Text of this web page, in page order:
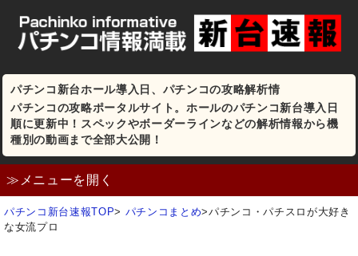
パチンコ新台ホール導入日、パチンコの攻略解析情
パチンコの攻略ポータルサイト。ホールのパチンコ新台導入日
順に更新中！スペックやボーダーラインなどの解析情報から機
種別の動画まで全部大公開！
≫メニューを開く
パチンコ新台速報TOP> パチンコまとめ>パチンコ・パチスロが大好き
な女流プロ